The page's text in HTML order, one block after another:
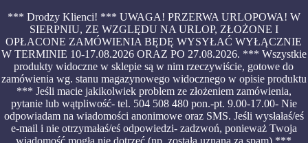
*** Drodzy Klienci! *** UWAGA! PRZERWA URLOPOWA! W
SIERPNIU, ZE WZGLĘDU NA URLOP, ZŁOŻONE I
OPŁACONE ZAMÓWIENIA BĘDĘ WYSYŁAĆ WYŁĄCZNIE
W TERMINIE 10-17.08.2026 ORAZ PO 27.08.2026. *** Wszystkie
produkty widoczne w sklepie są w nim rzeczywiście, gotowe do
zamówienia wg. stanu magazynowego widocznego w opisie produktu
*** Jeśli macie jakikolwiek problem ze złożeniem zamówienia,
pytanie lub wątpliwość- tel. 504 508 480 pon.-pt. 9.00-17.00- Nie
odpowiadam na wiadomości anonimowe oraz SMS. Jeśli wysłałaś/eś
e-mail i nie otrzymałaś/eś odpowiedzi- zadzwoń, ponieważ Twoja
wiadomość mogła nie dotrzeć (np. została uznana za spam) ***
Skip
content
Piękno malowane na wodzie – papiery marmurkowe – materiały
introligatorskie – oprawy – etui – pudełka
Aktualności
O Pracowni
Ebru